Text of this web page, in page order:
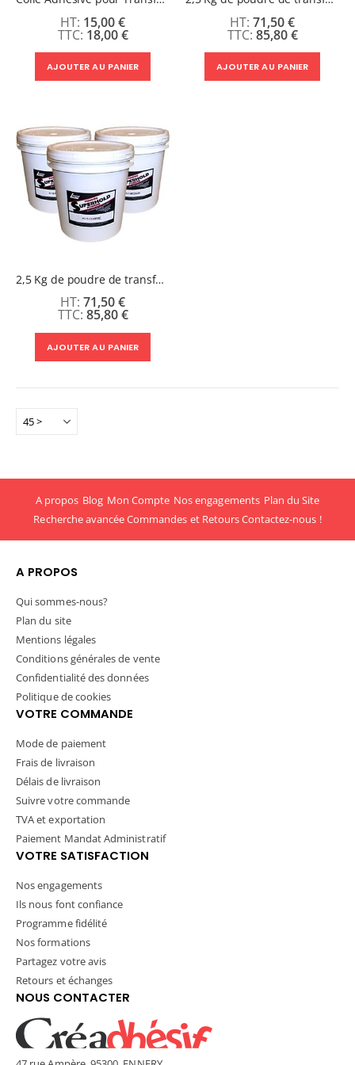
18,00 €
15,00 €
AJOUTER AU PANIER
85,80 €
71,50 €
AJOUTER AU PANIER
2,5 Kg de poudre de transfert sérigraphique - 80 à 200 microns
85,80 €
71,50 €
AJOUTER AU PANIER
A propos Blog Mon Compte Nos engagements Plan du Site
Recherche avancéeCommandes et RetoursContactez-nous !
A PROPOS
Qui sommes-nous?
Plan du site
Mentions légales
Conditions générales de vente
Confidentialité des données
Politique de cookies
VOTRE COMMANDE
Mode de paiement
Frais de livraison
Délais de livraison
Suivre votre commande
TVA et exportation
Paiement Mandat Administratif
VOTRE SATISFACTION
Nos engagements
Ils nous font confiance
Programme fidélité
Nos formations
Partagez votre avis
Retours et échanges
NOUS CONTACTER